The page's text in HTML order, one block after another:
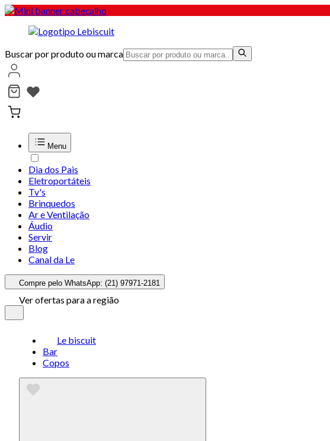
Buscar por produto ou marca
Menu
Dia dos Pais
Eletroportáteis
Tv's
Brinquedos
Ar e Ventilação
Áudio
Servir
Blog
Canal da Le
Compre pelo WhatsApp: (21) 97971-2181
Ver ofertas para a região
Le biscuit
Bar
Copos